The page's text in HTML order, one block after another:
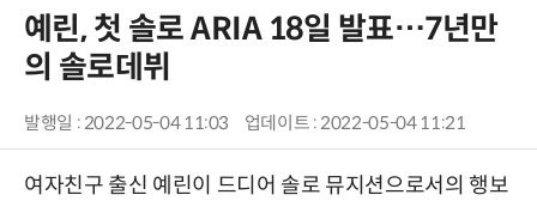
예린, 첫 솔로 ARIA 18일 발표…7년만
의 솔로데뷔
발행일 : 2022-05-04 11:03 업데이트 : 2022-05-04 11:21
여자친구 출신 예린이 드디어 솔로 뮤지션으로서의 행보